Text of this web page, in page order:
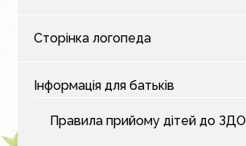
Сторінка логопеда
Інформація для батьків
Правила прийому дітей до ЗДО